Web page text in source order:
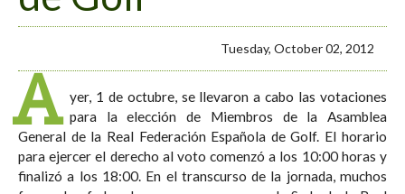
Tuesday, October 02, 2012
A yer, 1 de octubre, se llevaron a cabo las votaciones
para la elección de Miembros de la Asamblea
General de la Real Federación Española de Golf. El horario
para ejercer el derecho al voto comenzó a los 10:00 horas y
finalizó a los 18:00. En el transcurso de la jornada, muchos